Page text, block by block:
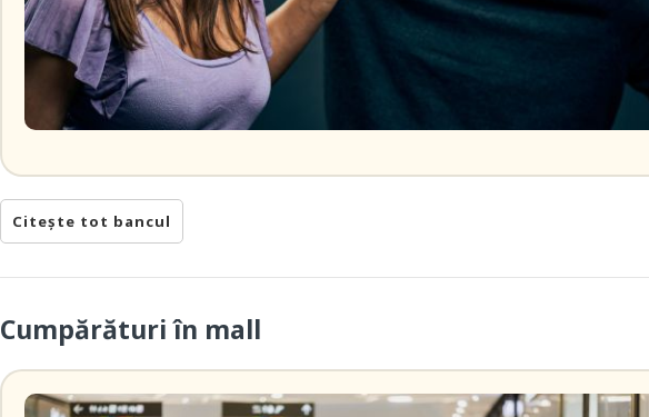
Citește tot bancul
Cumpărături în mall